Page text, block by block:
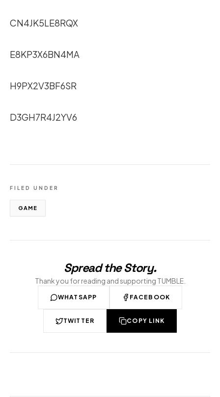
CN4JK5LE8RQX
E8KP3X6BN4MA
H9PX2V3BF6SR
D3GH7R4J2YV6
FILED UNDER
GAME
Spread the Story.
Thank you for reading and supporting TUMBLE.
WHATSAPP FACEBOOK
TWITTER COPY LINK